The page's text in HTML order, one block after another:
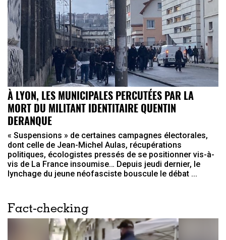
À LYON, LES MUNICIPALES PERCUTÉES PAR LA
MORT DU MILITANT IDENTITAIRE QUENTIN
DERANQUE
« Suspensions » de certaines campagnes électorales,
dont celle de Jean-Michel Aulas, récupérations
politiques, écologistes pressés de se positionner vis-à-
vis de La France insoumise… Depuis jeudi dernier, le
lynchage du jeune néofasciste bouscule le débat ...
Fact-checking